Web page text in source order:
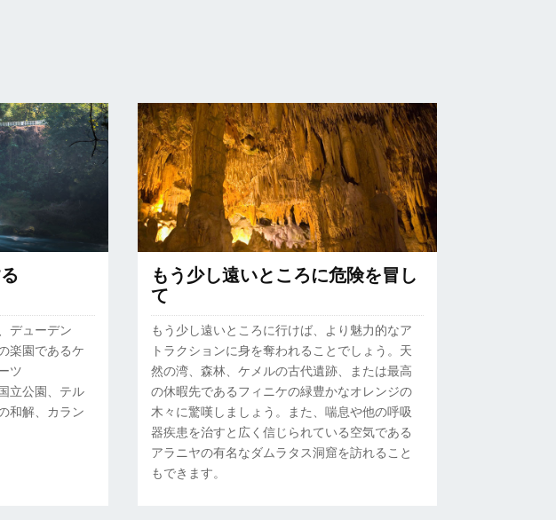
デューデン
楽園であるケ
ツ
立公園、テル
和解、カラン
もう少し遠いところに危険を冒し
て
もう少し遠いところに行けば、より魅力的なア
トラクションに身を奪われることでしょう。天
然の湾、森林、ケメルの古代遺跡、または最高
の休暇先であるフィニケの緑豊かなオレンジの
木々に驚嘆しましょう。また、喘息や他の呼吸
器疾患を治すと広く信じられている空気である
アラニヤの有名なダムラタス洞窟を訪れること
もできます。